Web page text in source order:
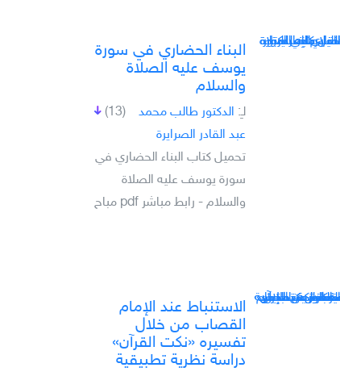
البناء الحضاري في سورة
يوسف عليه الصلاة
والسلام
(13) لـِ: الدكتور طالب محمد
عبد القادر الصرايرة
تحميل كتاب البناء الحضاري في
سورة يوسف عليه الصلاة
والسلام - رابط مباشر pdf مباح
الاستنباط عند الإمام
القصاب من خلال
تفسيره «نكت القرآن»
دراسة نظرية تطبيقية